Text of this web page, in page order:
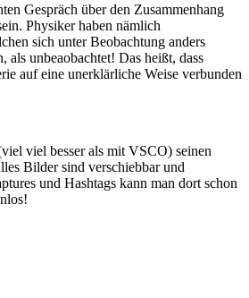
Gespräch über den Zusammenhang
Physiker haben nämlich
sich unter Beobachtung anders
als unbeaobachtet! Das heißt, dass
auf eine unerklärliche Weise verbunden
viel besser als mit VSCO) seinen
Bilder sind verschiebbar und
und Hashtags kann man dort schon